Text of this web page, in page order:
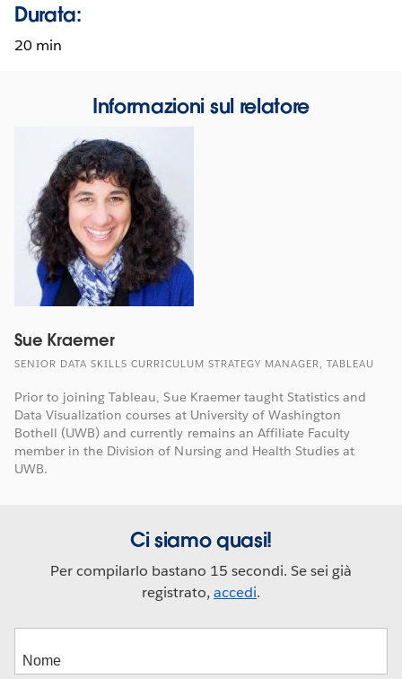
Durata:
20 min
Informazioni sul relatore
Sue Kraemer
SENIOR DATA SKILLS CURRICULUM STRATEGY MANAGER, TABLEAU
Prior to joining Tableau, Sue Kraemer taught Statistics and
Data Visualization courses at University of Washington
Bothell (UWB) and currently remains an Affiliate Faculty
member in the Division of Nursing and Health Studies at
UWB.
Ci siamo quasi!
Per compilarlo bastano 15 secondi. Se sei già
registrato,accedi.